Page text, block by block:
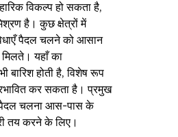
विकल्प हो सकता है,
है। कुछ क्षेत्रों में
पैदल चलने को आसान
मिलते। यहाँ का
बारिश होती है, विशेष रूप
कर सकता है। प्रमुख
पैदल चलना आस-पास के
तय करने के लिए।